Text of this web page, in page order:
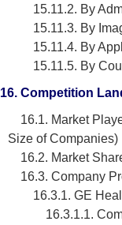
15.11.2. By
15.11.3. By
15.11.4. By
15.11.5. By
16. Competition
16.1. Market
Size of Companies)
16.2. Market
16.3. Company
16.3.1. GE
16.3.1.1.